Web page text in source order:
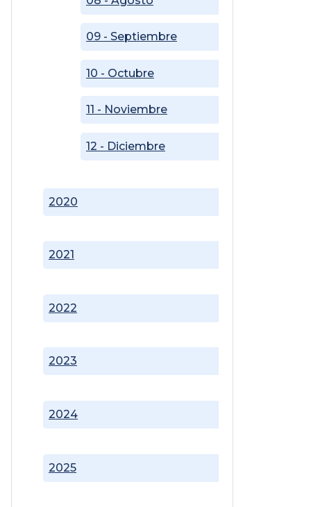
09 - Septiembre
10 - Octubre
11 - Noviembre
12 - Diciembre
2020
2021
2022
2023
2024
2025